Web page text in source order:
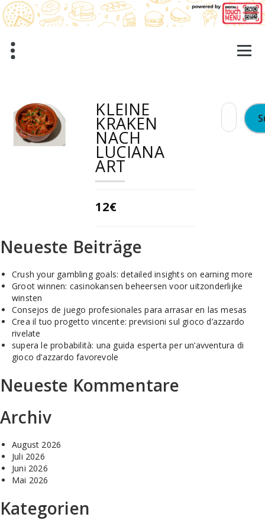
Zum
Inhalt
springen
KLEINE
KRAKEN
NACH
LUCIANA
ART
12€
Suchen
nach:
Neueste Beiträge
Crush your gambling goals: detailed insights on earning more
Groot winnen: casinokansen beheersen voor uitzonderlijke
winsten
Consejos de juego profesionales para arrasar en las mesas
Crea il tuo progetto vincente: previsioni sul gioco d’azzardo
rivelate
supera le probabilità: una guida esperta per un’avventura di
gioco d’azzardo favorevole
Neueste Kommentare
Archiv
August 2026
Juli 2026
Juni 2026
Mai 2026
Kategorien